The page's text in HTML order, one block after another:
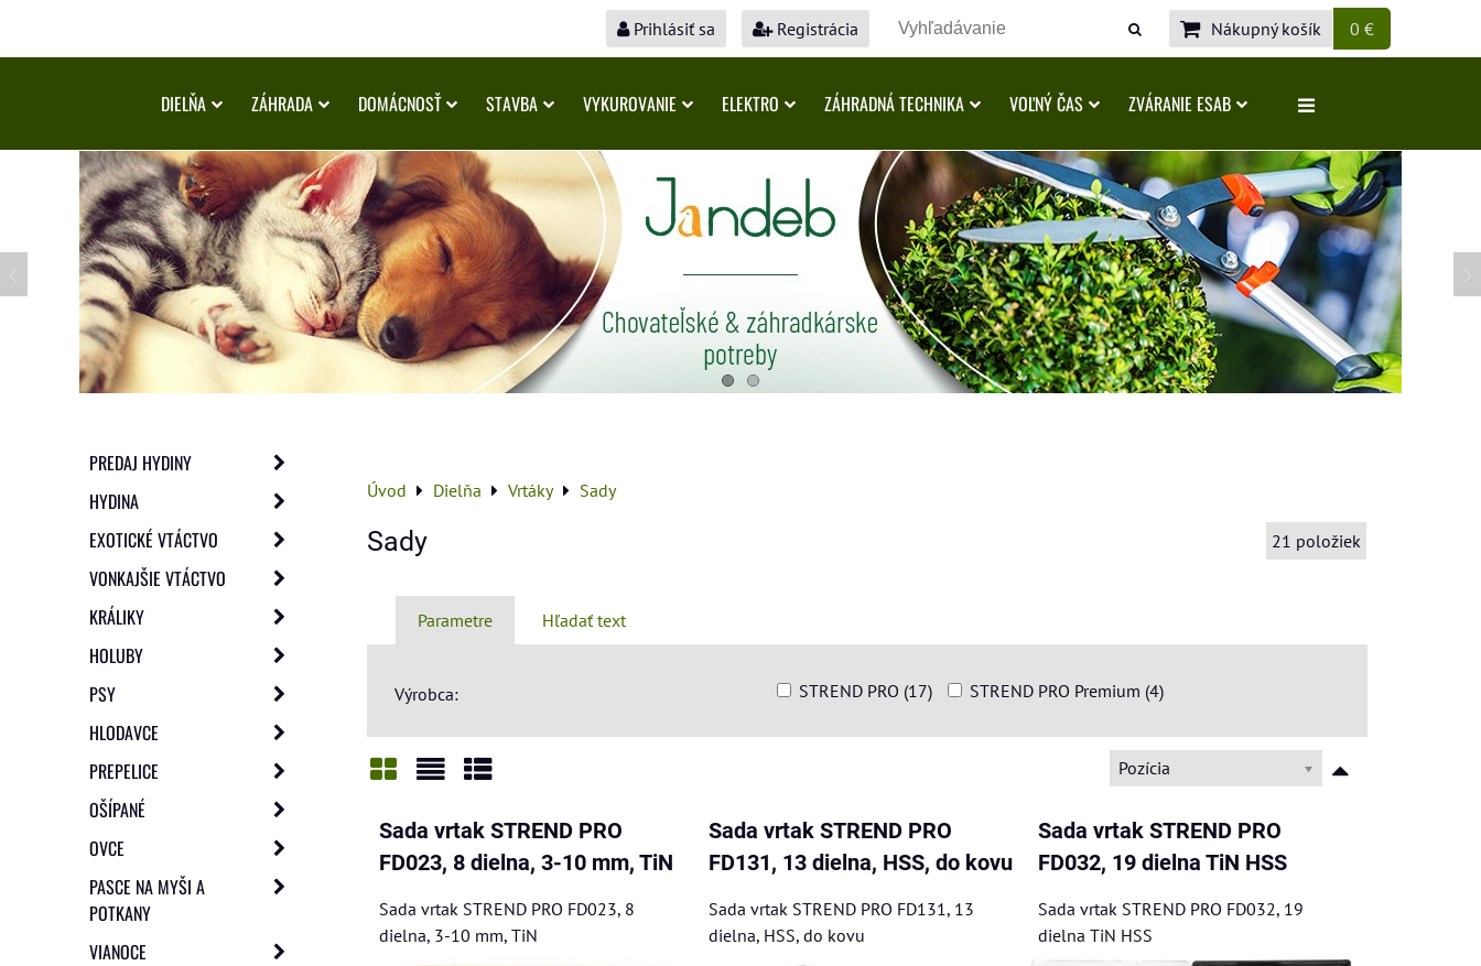
Prihlásiť sa Registrácia Nákupný košík 0 €
DIELŇA ZÁHRADA DOMÁCNOSŤ STAVBA VYKUROVANIE ELEKTRO ZÁHRADNÁ TECHNIKA VOĽNÝ ČAS ZVÁRANIE ESAB
Úvod Dielňa Vrtáky Sady
Sady 21 položiek
Parametre Hľadať text
Výrobca: STREND PRO (17) STREND PRO Premium (4)
Pozícia
Sada vrtak STREND PRO
FD023, 8 dielna, 3-10 mm, TiN
Sada vrtak STREND PRO FD023, 8
dielna, 3-10 mm, TiN
Sada vrtak STREND PRO
FD131, 13 dielna, HSS, do kovu
Sada vrtak STREND PRO FD131, 13
dielna, HSS, do kovu
Sada vrtak STREND PRO
FD032, 19 dielna TiN HSS
Sada vrtak STREND PRO FD032, 19
dielna TiN HSS
PREDAJ HYDINY
HYDINA
EXOTICKÉ VTÁCTVO
VONKAJŠIE VTÁCTVO
KRÁLIKY
HOLUBY
PSY
HLODAVCE
PREPELICE
OŠÍPANÉ
OVCE
PASCE NA MYŠI A
POTKANY
VIANOCE